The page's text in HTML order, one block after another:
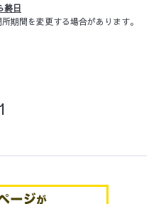
終日
期間を変更する場合があります。
1